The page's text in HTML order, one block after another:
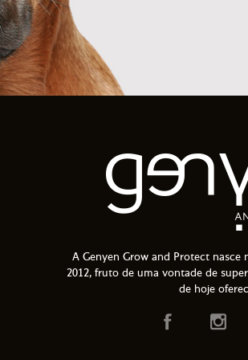
A Genyen Grow and Protect
2012, fruto de uma vontade de
de hoje